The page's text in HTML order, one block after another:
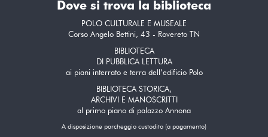
Dove si trova la biblioteca
POLO CULTURALE E MUSEALE
Corso Angelo Bettini, 43 - Rovereto TN
BIBLIOTECA
DI PUBBLICA LETTURA
ai piani interrato e terra dell’edificio Polo
BIBLIOTECA STORICA,
ARCHIVI E MANOSCRITTI
al primo piano di palazzo Annona
A disposizione parcheggio custodito (a pagamento)